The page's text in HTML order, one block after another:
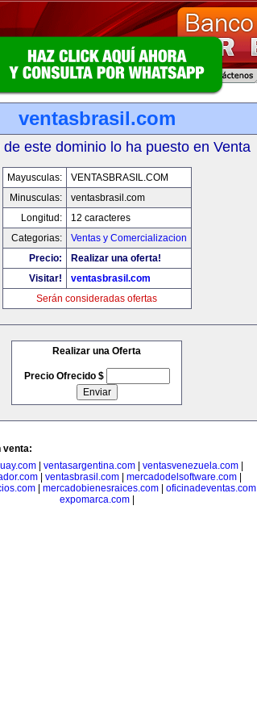
ventasbrasil.com
de este dominio lo ha puesto en Venta
Mayusculas:
VENTASBRASIL.COM
Minusculas:
ventasbrasil.com
Longitud:
12 caracteres
Categorias:
Ventas y Comercializacion
Precio:
Realizar una oferta!
Visitar!
ventasbrasil.com
Serán consideradas ofertas
Realizar una Oferta
Precio Ofrecido $
venta:
| ventasargentina.com| ventasvenezuela.com|
| ventasbrasil.com| mercadodelsoftware.com|
| mercadobienesraices.com| oficinadeventas.com|
expomarca.com|